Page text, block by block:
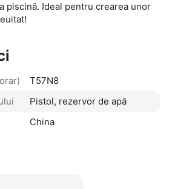
piscină. Ideal pentru crearea unor
T57N8
Pistol, rezervor de apă
China